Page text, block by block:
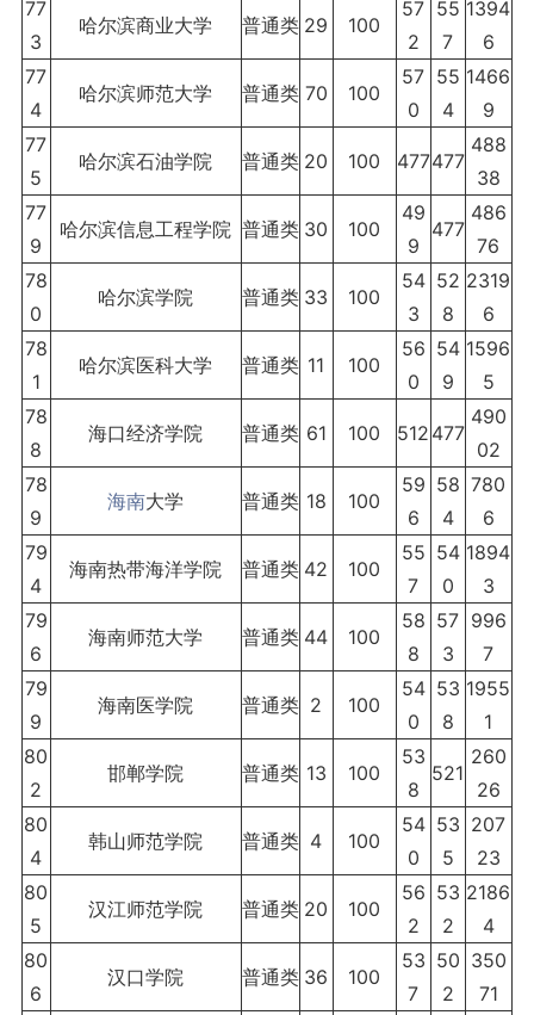
77
3
哈尔滨商业大学 普通类 29 100
57
2
55
7
1394
6
77
4
哈尔滨师范大学 普通类 70 100
57
0
55
4
1466
9
77
5
哈尔滨石油学院 普通类 20 100 477477
488
38
77
9
哈尔滨信息工程学院 普通类 30 100
49
9
477
486
76
78
0
哈尔滨学院 普通类 33 100
54
3
52
8
2319
6
78
1
哈尔滨医科大学 普通类 11 100
56
0
54
9
1596
5
78
8
海口经济学院 普通类 61 100 512 477
490
02
78
9
海南大学 普通类 18 100
59
6
58
4
780
6
79
4
海南热带海洋学院 普通类 42 100
55
7
54
0
1894
3
79
6
海南师范大学 普通类 44 100
58
8
57
3
996
7
79
9
海南医学院 普通类 2 100
54
0
53
8
1955
1
80
2
邯郸学院 普通类 13 100
53
8
521
260
26
80
4
韩山师范学院 普通类 4 100
54
0
53
5
207
23
80
5
汉江师范学院 普通类 20 100
56
2
53
2
2186
4
80
6
汉口学院 普通类 36 100
53
7
50
2
350
71